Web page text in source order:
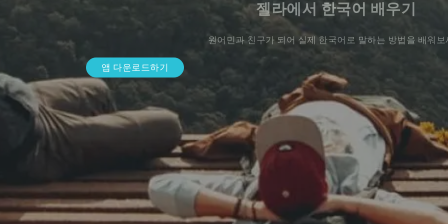
젤라에서 한국어 배우기
원어민과 친구가 되어 실제 한국어로 말하는 방법을 배워보
앱 다운로드하기